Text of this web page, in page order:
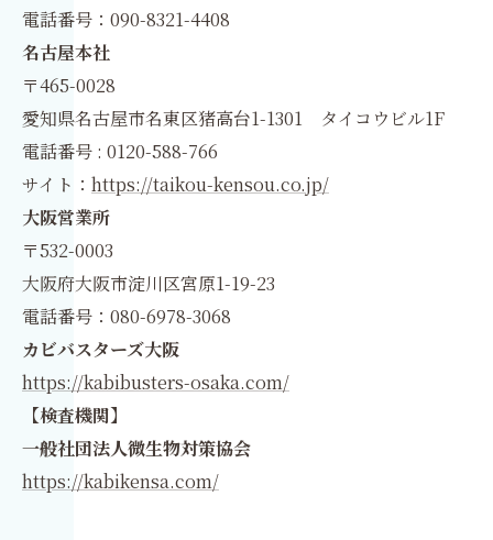
電話番号：090-8321-4408
名古屋本社
〒465-0028
愛知県名古屋市名東区猪高台1-1301 タイコウビル1F
電話番号 : 0120-588-766
サイト： https://taikou-kensou.co.jp/
大阪営業所
〒532-0003
大阪府大阪市淀川区宮原1-19-23
電話番号：080-6978-3068
カビバスターズ大阪
https://kabibusters-osaka.com/
【検査機関】
一般社団法人微生物対策協会
https://kabikensa.com/